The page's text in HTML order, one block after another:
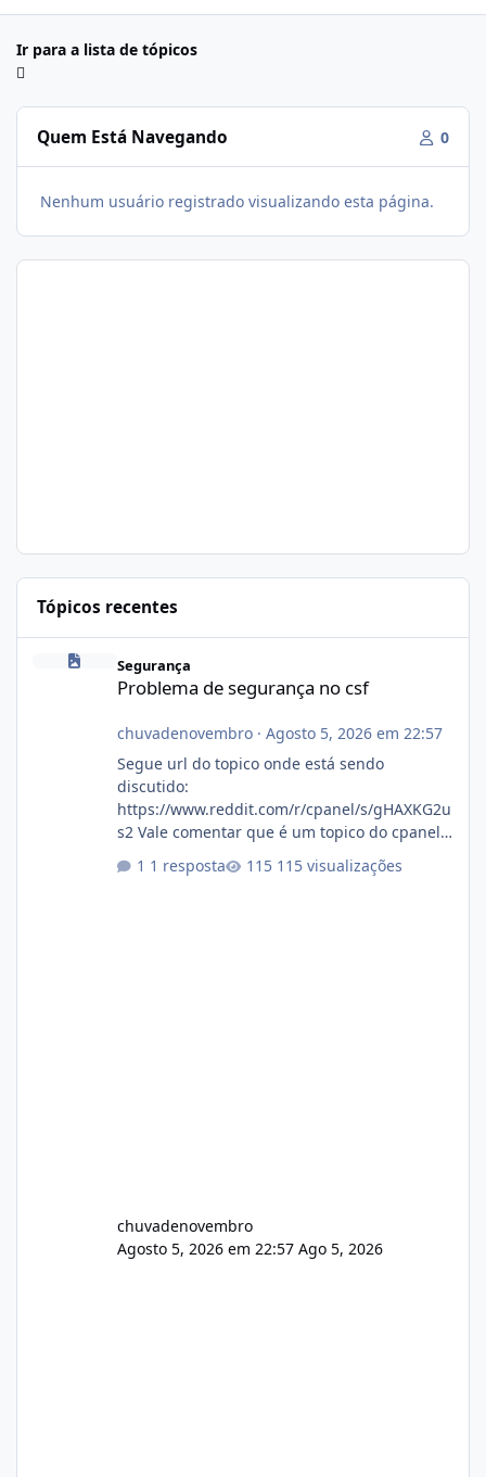
Ir para a lista de tópicos
Quem Está Navegando 0
Nenhum usuário registrado visualizando esta página.
Tópicos recentes
Problema de segurança no csf
Segurança
Problema de segurança no csf
chuvadenovembro· Agosto 5, 2026 em 22:57
Segue url do topico onde está sendo
discutido:
https://www.reddit.com/r/cpanel/s/gHAXKG2u
s2 Vale comentar que é um topico do cpanel...
Não sei como ta a pegada no da.
1 resposta 115 visualizações
chuvadenovembro
Agosto 5, 2026 em 22:57 Ago 5, 2026